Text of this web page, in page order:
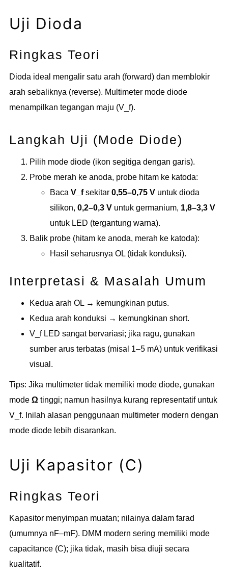
Uji Dioda
Ringkas Teori
Dioda ideal mengalir satu arah (forward) dan memblokir
arah sebaliknya (reverse). Multimeter mode diode
menampilkan tegangan maju (V_f).
Langkah Uji (Mode Diode)
Pilih mode diode (ikon segitiga dengan garis).
Probe merah ke anoda, probe hitam ke katoda:
Baca V_fsekitar 0,55–0,75 V untuk dioda
silikon, 0,2–0,3 V untuk germanium, 1,8–3,3 V
untuk LED (tergantung warna).
Balik probe (hitam ke anoda, merah ke katoda):
Hasil seharusnya OL (tidak konduksi).
Interpretasi & Masalah Umum
Kedua arah OL → kemungkinan putus.
Kedua arah konduksi → kemungkinan short.
V_f LED sangat bervariasi; jika ragu, gunakan
sumber arus terbatas (misal 1–5 mA) untuk verifikasi
visual.
Tips: Jika multimeter tidak memiliki mode diode, gunakan
mode Ω tinggi; namun hasilnya kurang representatif untuk
V_f. Inilah alasan penggunaan multimeter modern dengan
mode diode lebih disarankan.
Uji Kapasitor (C)
Ringkas Teori
Kapasitor menyimpan muatan; nilainya dalam farad
(umumnya nF–mF). DMM modern sering memiliki mode
capacitance (C); jika tidak, masih bisa diuji secara
kualitatif.